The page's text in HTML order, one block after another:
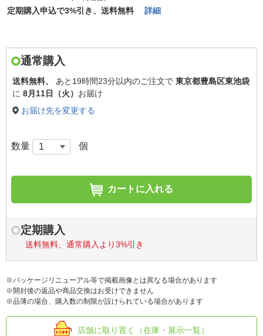
定期購入申込で3%引き、送料無料 詳細
通常購入
送料無料、 あと 19時間23分以内のご注文で 東京都豊島区東池袋
に 8月11日（火） お届け
お届け先を変更する
数量 個
カートに入れる
定期購入
送料無料、通常購入より3%引き
※パッケージリニューアル等で掲載画像とは異なる場合があります
※開封後の返品や商品交換はお受けできません
※品薄の場合、購入数の制限が設けられている場合があります
店舗に取り置く（在庫・展示一覧）